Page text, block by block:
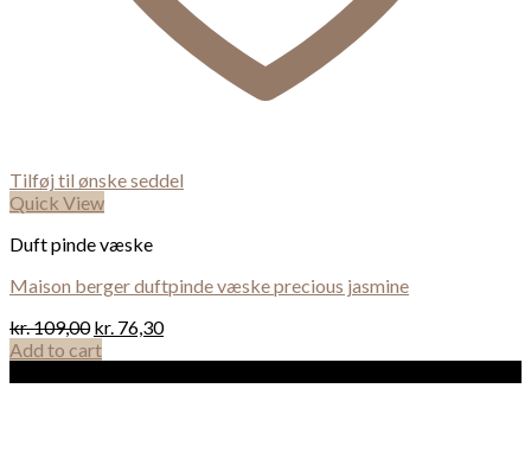
Tilføj til ønske seddel
Quick View
Duft pinde væske
Maison berger duftpinde væske precious jasmine
kr.109,00 kr. 76,30
Add to cart